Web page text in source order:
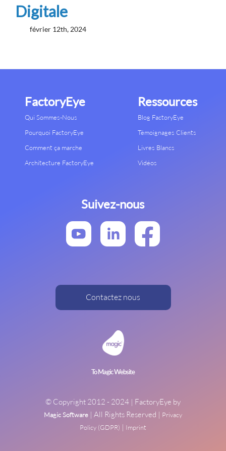
Digitale
février 12th, 2024
FactoryEye
Qui Sommes-Nous
Pourquoi FactoryEye
Comment ça marche
Architecture FactoryEye
Ressources
Blog FactoryEye
Témoignages Clients
Livres Blancs
Vidéos
Suivez-nous
Contactez nous
To Magic Website
© Copyright 2012 - 2024 | FactoryEye by
Magic Software | All Rights Reserved | Privacy
Policy (GDPR) | Imprint